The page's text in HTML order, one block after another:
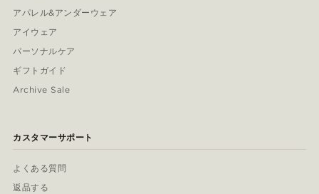
アパレル&アンダーウェア
アイウェア
パーソナルケア
ギフトガイド
Archive Sale
カスタマーサポート
よくある質問
返品する